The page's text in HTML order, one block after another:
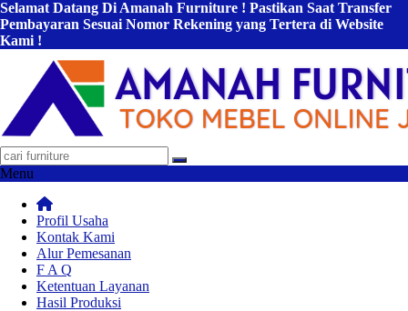
Selamat Datang Di Amanah Furniture ! Pastikan Saat Transfer
Pembayaran Sesuai Nomor Rekening yang Tertera di Website
Kami !
Menu
Profil Usaha
Kontak Kami
Alur Pemesanan
F A Q
Ketentuan Layanan
Hasil Produksi